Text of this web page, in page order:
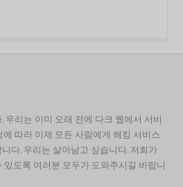
우리는 이미 오래 전에 다크 웹에서 서비
따라 이제 모든 사람에게 해킹 서비스
다. 우리는 살아남고 싶습니다. 저희가
도록 여러분 모두가 도와주시길 바랍니
Svenska
ไทย
简体中文